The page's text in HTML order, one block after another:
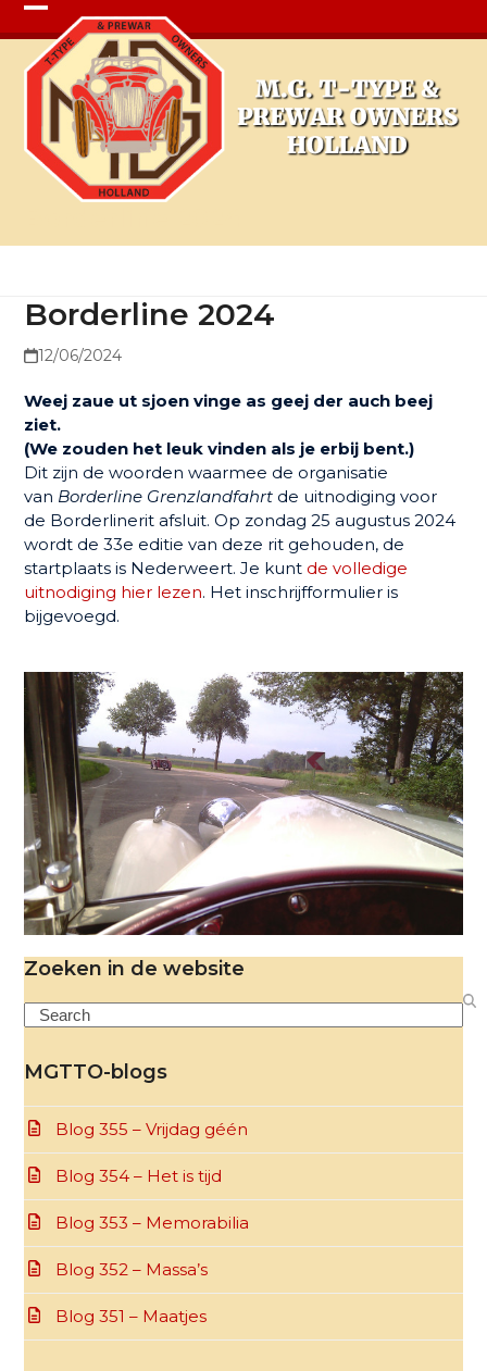
Open
mobile
menu
Close
mobile
menu
Borderline 2024
12/06/2024
Weej zaue ut sjoen vinge as geej der auch beej
ziet.
(We zouden het leuk vinden als je erbij bent.)
Dit zijn de woorden waarmee de organisatie
van Borderline Grenzlandfahrt de uitnodiging voor
de Borderlinerit afsluit. Op zondag 25 augustus 2024
wordt de 33e editie van deze rit gehouden, de
startplaats is Nederweert. Je kunt de volledige
uitnodiging hier lezen. Het inschrijfformulier is
bijgevoegd.
Zoeken in de website
Search
MGTTO-blogs
Blog 355 – Vrijdag géén
Blog 354 – Het is tijd
Blog 353 – Memorabilia
Blog 352 – Massa’s
Blog 351 – Maatjes